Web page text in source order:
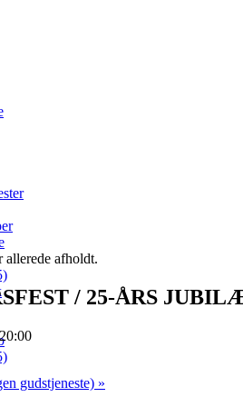
allerede afholdt.
/ 25-ÅRS
20:00
gudstjeneste) »